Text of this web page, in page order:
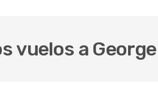
vuelos a